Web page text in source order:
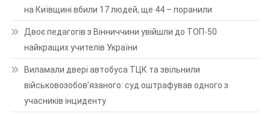
на Київщині вбили 17 людей, ще 44 – поранили
Двоє педагогів з Вінниччини увійшли до ТОП-50
найкращих учителів України
Виламали двері автобуса ТЦК та звільнили
військовозобов’язаного: суд оштрафував одного з
учасників інциденту